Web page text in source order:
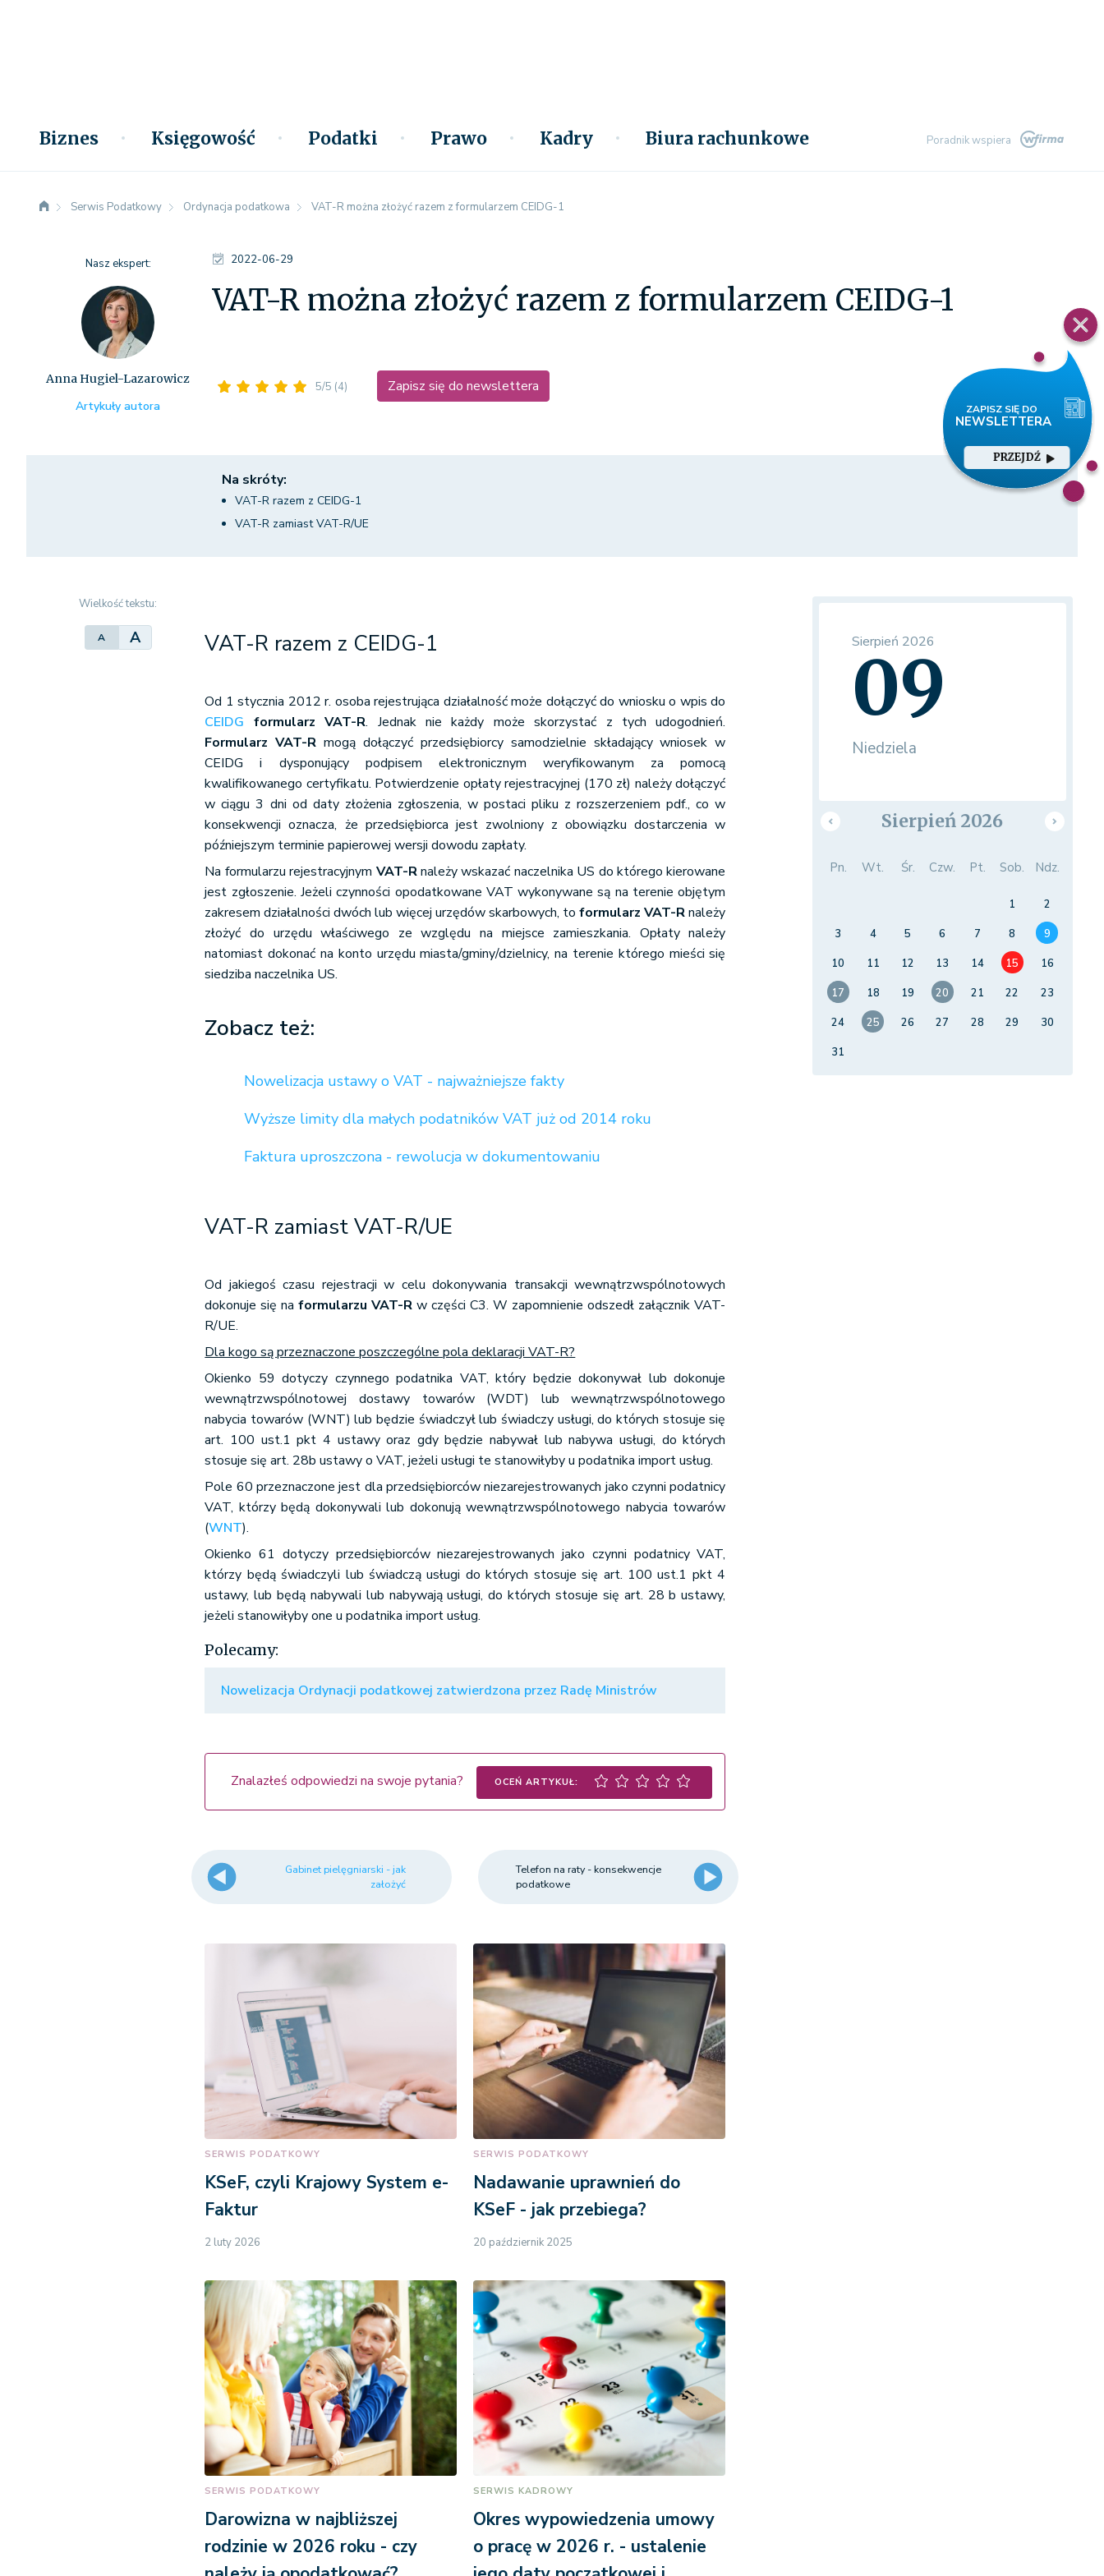
Biznes Księgowość Podatki Prawo Kadry Biura rachunkowe Poradnik wspiera
PRZEJDŹ
Serwis Podatkowy Ordynacja podatkowa VAT-R można złożyć razem z formularzem CEIDG-1
2022-06-29
VAT-R można złożyć razem z formularzem CEIDG-1
5/5 (4) Zapisz się do newslettera
Nasz ekspert:
Anna Hugiel-Lazarowicz
Artykuły autora
Na skróty:
VAT-R razem z CEIDG-1
VAT-R zamiast VAT-R/UE
Wielkość tekstu:
A A VAT-R razem z CEIDG-1
Od 1 stycznia 2012 r. osoba rejestrująca działalność może dołączyć do wniosku o wpis do
CEIDG formularz VAT-R. Jednak nie każdy może skorzystać z tych udogodnień.
Formularz VAT-R mogą dołączyć przedsiębiorcy samodzielnie składający wniosek w
CEIDG i dysponujący podpisem elektronicznym weryfikowanym za pomocą
kwalifikowanego certyfikatu. Potwierdzenie opłaty rejestracyjnej (170 zł) należy dołączyć
w ciągu 3 dni od daty złożenia zgłoszenia, w postaci pliku z rozszerzeniem pdf., co w
konsekwencji oznacza, że przedsiębiorca jest zwolniony z obowiązku dostarczenia w
późniejszym terminie papierowej wersji dowodu zapłaty.
Na formularzu rejestracyjnym VAT-Rnależy wskazać naczelnika US do którego kierowane
jest zgłoszenie. Jeżeli czynności opodatkowane VAT wykonywane są na terenie objętym
zakresem działalności dwóch lub więcej urzędów skarbowych, to formularz VAT-Rnależy
złożyć do urzędu właściwego ze względu na miejsce zamieszkania. Opłaty należy
natomiast dokonać na konto urzędu miasta/gminy/dzielnicy, na terenie którego mieści się
siedziba naczelnika US.
Zobacz też:
Nowelizacja ustawy o VAT - najważniejsze fakty
Wyższe limity dla małych podatników VAT już od 2014 roku
Faktura uproszczona - rewolucja w dokumentowaniu
VAT-R zamiast VAT-R/UE
Od jakiegoś czasu rejestracji w celu dokonywania transakcji wewnątrzwspólnotowych
dokonuje się naformularzu VAT-R w części C3. W zapomnienie odszedł załącznik VAT-
R/UE.
Dla kogo są przeznaczone poszczególne pola deklaracji VAT-R?
Okienko 59 dotyczy czynnego podatnika VAT, który będzie dokonywał lub dokonuje
wewnątrzwspólnotowej dostawy towarów (WDT) lub wewnątrzwspólnotowego
nabycia towarów (WNT) lub będzie świadczył lub świadczy usługi, do których stosuje się
art. 100 ust.1 pkt 4 ustawy oraz gdy będzie nabywał lub nabywa usługi, do których
stosuje się art. 28b ustawy o VAT, jeżeli usługi te stanowiłyby u podatnika import usług.
Pole 60 przeznaczone jest dla przedsiębiorców niezarejestrowanych jako czynni podatnicy
VAT, którzy będą dokonywali lub dokonują wewnątrzwspólnotowego nabycia towarów
(WNT).
Okienko 61 dotyczy przedsiębiorców niezarejestrowanych jako czynni podatnicy VAT,
którzy będą świadczyli lub świadczą usługi do których stosuje się art. 100 ust.1 pkt 4
ustawy, lub będą nabywali lub nabywają usługi, do których stosuje się art. 28 b ustawy,
jeżeli stanowiłyby one u podatnika import usług.
Polecamy:
Nowelizacja Ordynacji podatkowej zatwierdzona przez Radę Ministrów
Znalazłeś odpowiedzi na swoje pytania? OCEŃ ARTYKUŁ:
Gabinet pielęgniarski - jak
założyć
Telefon na raty - konsekwencje
podatkowe
SERWIS PODATKOWY
KSeF, czyli Krajowy System e-
Faktur
2 luty 2026
SERWIS PODATKOWY
Nadawanie uprawnień do
KSeF - jak przebiega?
20 październik 2025
SERWIS PODATKOWY
Darowizna w najbliższej
rodzinie w 2026 roku - czy
SERWIS KADROWY
Okres wypowiedzenia umowy
o pracę w 2026 r. - ustalenie
Sierpień 2026
09
Niedziela
Sierpień 2026
Pn. Wt. Śr. Czw. Pt. Sob. Ndz.
1
2
3
4 5 6 7 8
9
10
11 12 13 14 15
16
17
18 19 20 21 22
23
24
25 26 27 28 29
30
31